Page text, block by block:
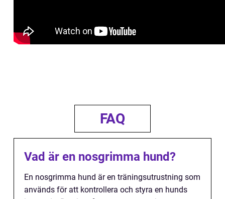
FAQ
Vad är en nosgrimma hund?
En nosgrimma hund är en träningsutrustning som
används för att kontrollera och styra en hunds